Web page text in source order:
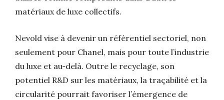
matériaux de luxe collectifs.
Nevold vise à devenir un référentiel sectoriel, non
seulement pour Chanel, mais pour toute l’industrie
du luxe et au‑delà. Outre le recyclage, son
potentiel R&D sur les matériaux, la traçabilité et la
circularité pourrait favoriser l’émergence de